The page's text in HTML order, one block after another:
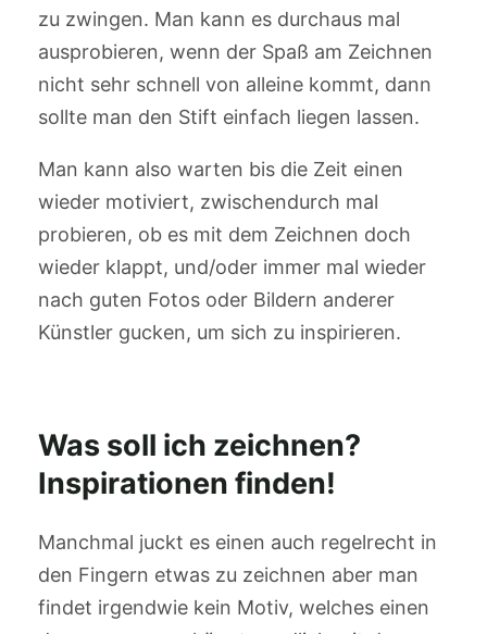
zu zwingen. Man kann es durchaus mal
ausprobieren, wenn der Spaß am Zeichnen
nicht sehr schnell von alleine kommt, dann
sollte man den Stift einfach liegen lassen.
Man kann also warten bis die Zeit einen
wieder motiviert, zwischendurch mal
probieren, ob es mit dem Zeichnen doch
wieder klappt, und/oder immer mal wieder
nach guten Fotos oder Bildern anderer
Künstler gucken, um sich zu inspirieren.
Was soll ich zeichnen?
Inspirationen finden!
Manchmal juckt es einen auch regelrecht in
den Fingern etwas zu zeichnen aber man
findet irgendwie kein Motiv, welches einen